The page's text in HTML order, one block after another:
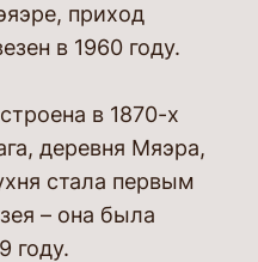
приход
в 1960 году.
в 1870-х
деревня Мяэра,
стала первым
– она была
году.